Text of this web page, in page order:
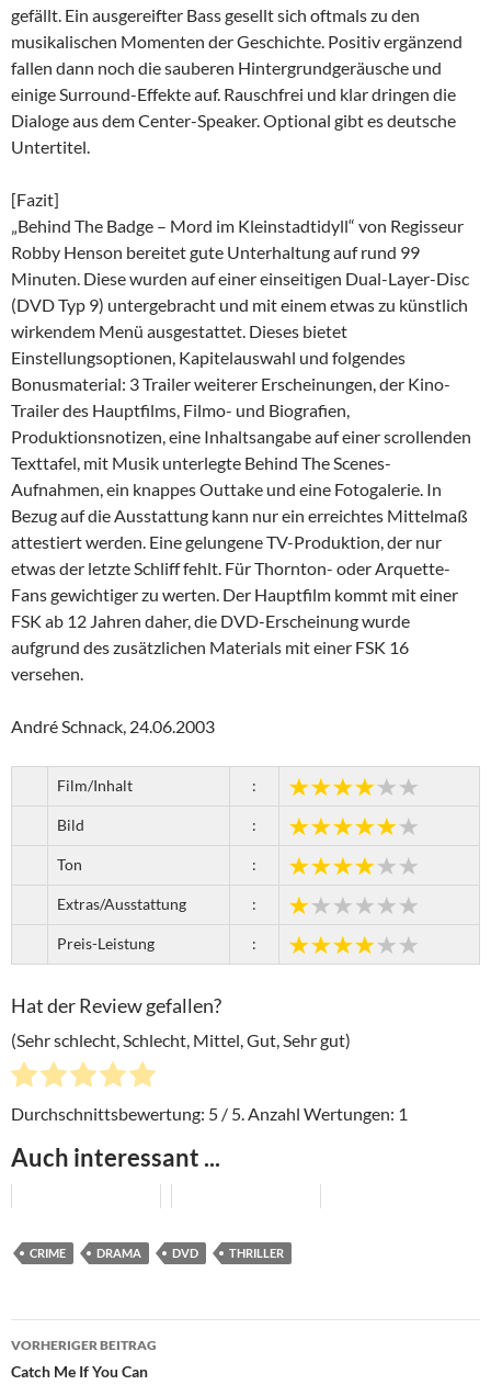
gefällt. Ein ausgereifter Bass gesellt sich oftmals zu den
musikalischen Momenten der Geschichte. Positiv ergänzend
fallen dann noch die sauberen Hintergrundgeräusche und
einige Surround-Effekte auf. Rauschfrei und klar dringen die
Dialoge aus dem Center-Speaker. Optional gibt es deutsche
Untertitel.
[Fazit]
„Behind The Badge – Mord im Kleinstadtidyll“ von Regisseur
Robby Henson bereitet gute Unterhaltung auf rund 99
Minuten. Diese wurden auf einer einseitigen Dual-Layer-Disc
(DVD Typ 9) untergebracht und mit einem etwas zu künstlich
wirkendem Menü ausgestattet. Dieses bietet
Einstellungsoptionen, Kapitelauswahl und folgendes
Bonusmaterial: 3 Trailer weiterer Erscheinungen, der Kino-
Trailer des Hauptfilms, Filmo- und Biografien,
Produktionsnotizen, eine Inhaltsangabe auf einer scrollenden
Texttafel, mit Musik unterlegte Behind The Scenes-
Aufnahmen, ein knappes Outtake und eine Fotogalerie. In
Bezug auf die Ausstattung kann nur ein erreichtes Mittelmaß
attestiert werden. Eine gelungene TV-Produktion, der nur
etwas der letzte Schliff fehlt. Für Thornton- oder Arquette-
Fans gewichtiger zu werten. Der Hauptfilm kommt mit einer
FSK ab 12 Jahren daher, die DVD-Erscheinung wurde
aufgrund des zusätzlichen Materials mit einer FSK 16
versehen.
André Schnack, 24.06.2003
Film/Inhalt :
Bild :
Ton :
Extras/Ausstattung :
Preis-Leistung :
Hat der Review gefallen?
(Sehr schlecht, Schlecht, Mittel, Gut, Sehr gut)
Durchschnittsbewertung: 5 / 5. Anzahl Wertungen: 1
Auch interessant ...
CRIME DRAMA DVD THRILLER
Beitragsnavigation
VORHERIGER BEITRAG
Catch Me If You Can